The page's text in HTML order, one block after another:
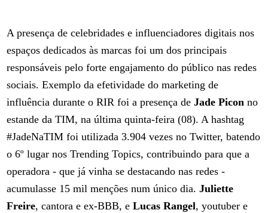
A presença de celebridades e influenciadores digitais nos
espaços dedicados às marcas foi um dos principais
responsáveis pelo forte engajamento do público nas redes
sociais. Exemplo da efetividade do marketing de
influência durante o RIR foi a presença deJade Picon no
estande da TIM, na última quinta-feira (08). A hashtag
#JadeNaTIM foi utilizada 3.904 vezes no Twitter, batendo
o 6º lugar nos Trending Topics, contribuindo para que a
operadora - que já vinha se destacando nas redes -
acumulasse 15 mil menções num único dia.Juliette
Freire, cantora e ex-BBB, eLucas Rangel, youtuber e